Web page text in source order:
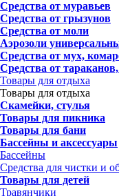
Средства от муравьев
Средства от грызунов
Средства от моли
Аэрозоли
Средства от мух,
Средства от
Товары для отдыха
Товары для отдыха
Скамейки, стулья
Товары для пикника
Товары для бани
Бассейны и аксессуары
Бассейны
Средства для чистки и
Товары для детей
Травянчики